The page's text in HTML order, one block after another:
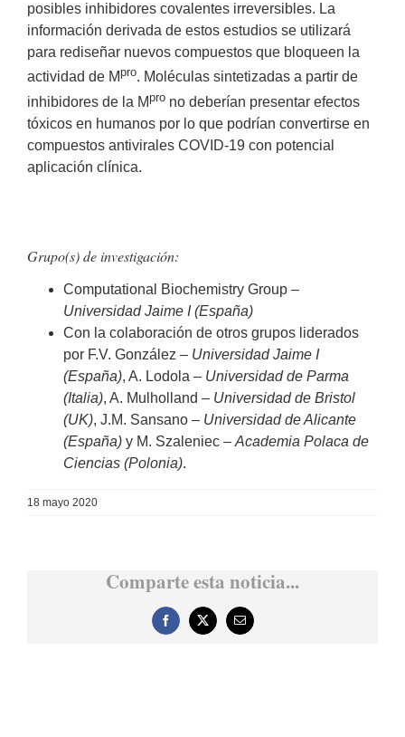
posibles inhibidores covalentes irreversibles. La
información derivada de estos estudios se utilizará
para rediseñar nuevos compuestos que bloqueen la
actividad de Mpro. Moléculas sintetizadas a partir de
inhibidores de la Mpro no deberían presentar efectos
tóxicos en humanos por lo que podrían convertirse en
compuestos antivirales COVID-19 con potencial
aplicación clínica.
Grupo(s) de investigación:
Computational Biochemistry Group –
Universidad Jaime I (España)
Con la colaboración de otros grupos liderados
por F.V. González – Universidad Jaime I
(España), A. Lodola – Universidad de Parma
(Italia), A. Mulholland – Universidad de Bristol
(UK), J.M. Sansano – Universidad de Alicante
(España) y M. Szaleniec – Academia Polaca de
Ciencias (Polonia).
18 mayo 2020
Comparte esta noticia...
Facebook
X
Correo
electrónico